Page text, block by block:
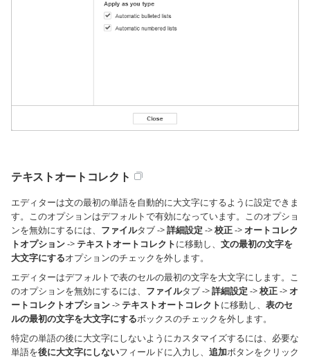
テキストオートコレクト
エディターは文の最初の単語を自動的に大文字にするように設定できま
す。このオプションはデフォルトで有効になっています。このオプショ
ンを無効にするには、 ファイルタブ ->詳細設定 ->校正->オートコレク
トオプション-> テキストオートコレクトに移動し、 文の最初の文字を
大文字にするオプションのチェックを外します。
エディターはデフォルトで表のセルの最初の文字を大文字にします。こ
のオプションを無効にするには、 ファイルタブ ->詳細設定 ->校正->オ
ートコレクトオプション-> テキストオートコレクトに移動し、 表のセ
ルの最初の文字を大文字にするボックスのチェックを外します。
特定の単語の後に大文字にしないようにカスタマイズするには、必要な
単語を後に大文字にしないフィールドに入力し、 追加ボタンをクリック